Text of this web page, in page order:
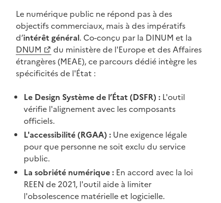
Le numérique public ne répond pas à des
objectifs commerciaux, mais à des impératifs
d’intérêt général. Co-conçu par la DINUM et la
(Ouvre une nouvelle fenêtre)
DNUM
du ministère de l'Europe et des Affaires
étrangères (MEAE), ce parcours dédié intègre les
spécificités de l'État :
Le Design Système de l’État (DSFR) : L'outil
vérifie l'alignement avec les composants
officiels.
L'accessibilité (RGAA) : Une exigence légale
pour que personne ne soit exclu du service
public.
La sobriété numérique : En accord avec la loi
REEN de 2021, l'outil aide à limiter
l'obsolescence matérielle et logicielle.